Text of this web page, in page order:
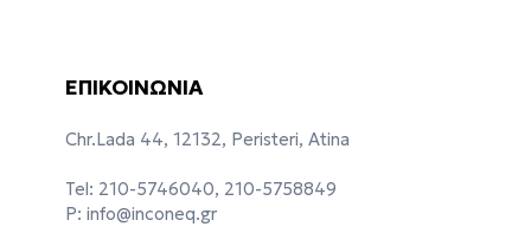
ΕΠΙΚΟΙΝΩΝΙΑ
Chr.Lada 44, 12132, Peristeri, Atina
Tel: 210-5746040, 210-5758849
P: info@inconeq.gr